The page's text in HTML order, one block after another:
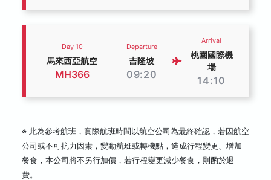
Day 10
馬來西亞航空
MH366
Departure
吉隆坡
09:20
Arrival
桃園國際機
場
14:10
※ 此為參考航班，實際航班時間以航空公司為最終確認，若因航空
公司或不可抗力因素，變動航班或轉機點，造成行程變更、增加
餐食，本公司將不另行加價，若行程變更減少餐食，則酌於退
費。